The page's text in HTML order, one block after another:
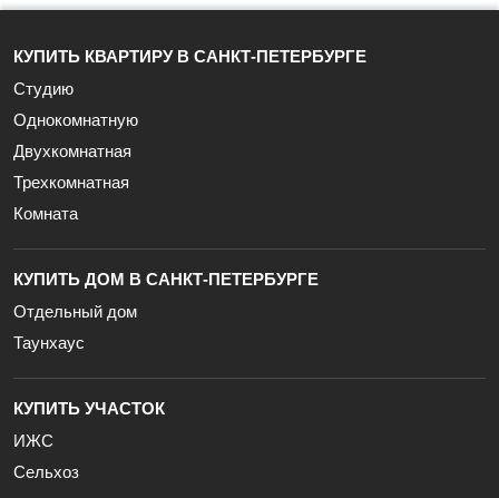
КУПИТЬ КВАРТИРУ В САНКТ-ПЕТЕРБУРГЕ
Студию
Однокомнатную
Двухкомнатная
Трехкомнатная
Комната
КУПИТЬ ДОМ В САНКТ-ПЕТЕРБУРГЕ
Отдельный дом
Таунхаус
КУПИТЬ УЧАСТОК
ИЖС
Сельхоз